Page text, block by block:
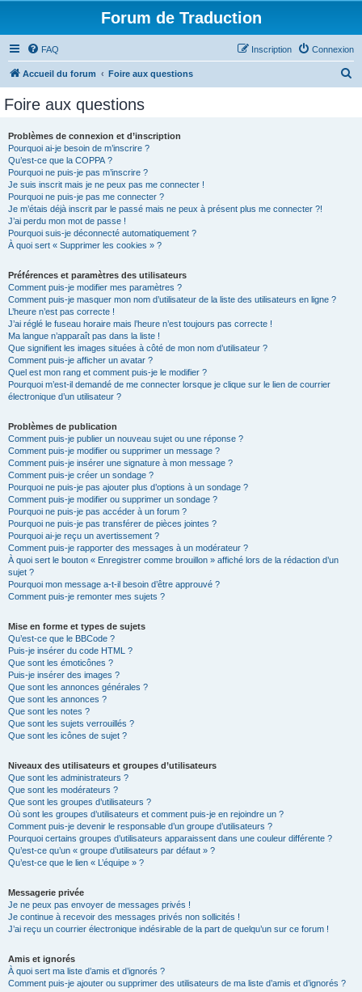
Forum de Traduction
FAQ Connexion
Inscription
Accueil du forum Foire aux questions
Foire aux questions
Problèmes de connexion et d’inscription
Pourquoi ai-je besoin de m’inscrire ?
Qu’est-ce que la COPPA ?
Pourquoi ne puis-je pas m’inscrire ?
Je suis inscrit mais je ne peux pas me connecter !
Pourquoi ne puis-je pas me connecter ?
Je m’étais déjà inscrit par le passé mais ne peux à présent plus me connecter ?!
J’ai perdu mon mot de passe !
Pourquoi suis-je déconnecté automatiquement ?
À quoi sert « Supprimer les cookies » ?
Préférences et paramètres des utilisateurs
Comment puis-je modifier mes paramètres ?
Comment puis-je masquer mon nom d’utilisateur de la liste des utilisateurs en ligne ?
L’heure n’est pas correcte !
J’ai réglé le fuseau horaire mais l’heure n’est toujours pas correcte !
Ma langue n’apparaît pas dans la liste !
Que signifient les images situées à côté de mon nom d’utilisateur ?
Comment puis-je afficher un avatar ?
Quel est mon rang et comment puis-je le modifier ?
Pourquoi m’est-il demandé de me connecter lorsque je clique sur le lien de courrier
électronique d’un utilisateur ?
Problèmes de publication
Comment puis-je publier un nouveau sujet ou une réponse ?
Comment puis-je modifier ou supprimer un message ?
Comment puis-je insérer une signature à mon message ?
Comment puis-je créer un sondage ?
Pourquoi ne puis-je pas ajouter plus d’options à un sondage ?
Comment puis-je modifier ou supprimer un sondage ?
Pourquoi ne puis-je pas accéder à un forum ?
Pourquoi ne puis-je pas transférer de pièces jointes ?
Pourquoi ai-je reçu un avertissement ?
Comment puis-je rapporter des messages à un modérateur ?
À quoi sert le bouton « Enregistrer comme brouillon » affiché lors de la rédaction d’un
sujet ?
Pourquoi mon message a-t-il besoin d’être approuvé ?
Comment puis-je remonter mes sujets ?
Mise en forme et types de sujets
Qu’est-ce que le BBCode ?
Puis-je insérer du code HTML ?
Que sont les émoticônes ?
Puis-je insérer des images ?
Que sont les annonces générales ?
Que sont les annonces ?
Que sont les notes ?
Que sont les sujets verrouillés ?
Que sont les icônes de sujet ?
Niveaux des utilisateurs et groupes d’utilisateurs
Que sont les administrateurs ?
Que sont les modérateurs ?
Que sont les groupes d’utilisateurs ?
Où sont les groupes d’utilisateurs et comment puis-je en rejoindre un ?
Comment puis-je devenir le responsable d’un groupe d’utilisateurs ?
Pourquoi certains groupes d’utilisateurs apparaissent dans une couleur différente ?
Qu’est-ce qu’un « groupe d’utilisateurs par défaut » ?
Qu’est-ce que le lien « L’équipe » ?
Messagerie privée
Je ne peux pas envoyer de messages privés !
Je continue à recevoir des messages privés non sollicités !
J’ai reçu un courrier électronique indésirable de la part de quelqu’un sur ce forum !
Amis et ignorés
À quoi sert ma liste d’amis et d’ignorés ?
Comment puis-je ajouter ou supprimer des utilisateurs de ma liste d’amis et d’ignorés ?